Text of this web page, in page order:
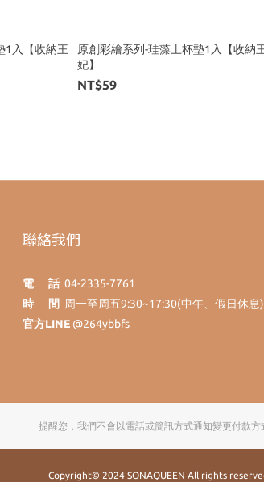
1入【收納王
原創彩繪系列-珪藻土杯墊1入【收納
妃】
NT$59
聯絡我們
電 話 04-2335-7761
時 間 周一至周五9:30~17:30(中午、假日休息)
官方LINE @264ybbfs
提醒您，我們不會以電話或簡訊方式通知變更付款方
Copyright© 2024 SONAQUEEN All rights